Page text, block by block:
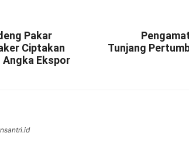
Pakar
Ciptakan
Angka Ekspor
Tunjang